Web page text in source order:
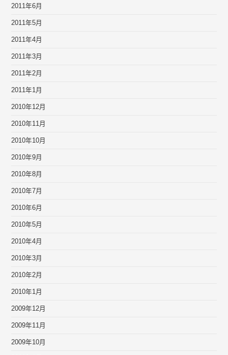
2011年6月
2011年5月
2011年4月
2011年3月
2011年2月
2011年1月
2010年12月
2010年11月
2010年10月
2010年9月
2010年8月
2010年7月
2010年6月
2010年5月
2010年4月
2010年3月
2010年2月
2010年1月
2009年12月
2009年11月
2009年10月